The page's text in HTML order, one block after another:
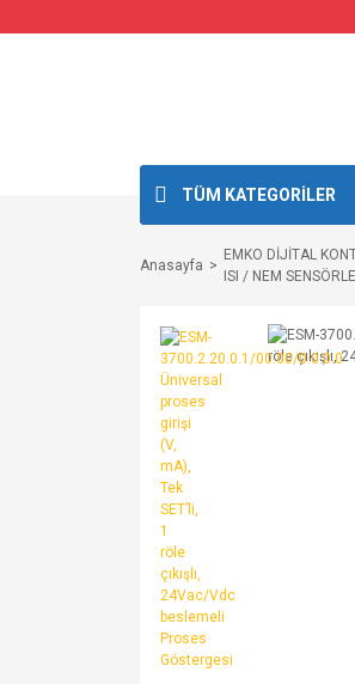
TÜM KATEGORİLER
Anasayfa
EMKO DİJİTAL
ISI / NEM